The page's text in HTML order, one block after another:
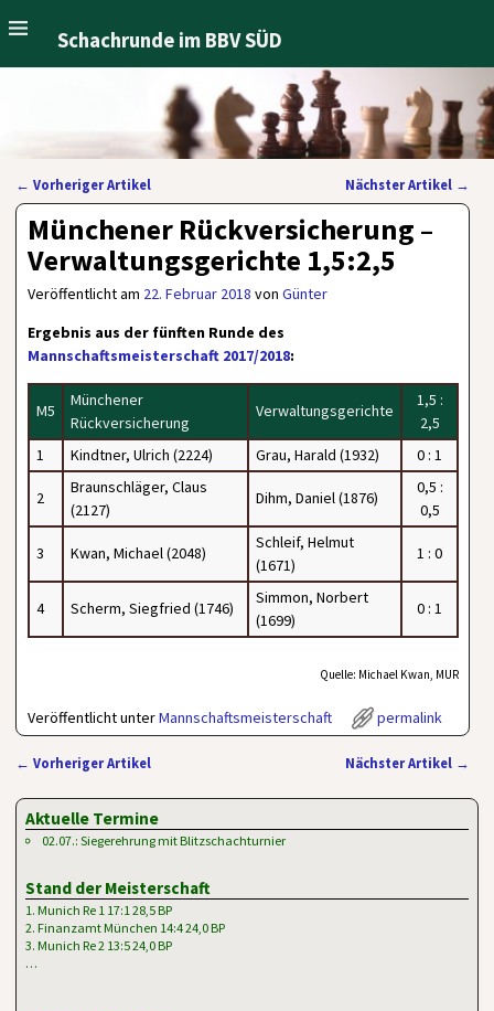
Schachrunde im BBV SÜD
Artikelnavigation
← Vorheriger Artikel Nächster Artikel →
Münchener Rückversicherung –
Verwaltungsgerichte 1,5:2,5
Veröffentlicht am 22. Februar 2018 vonGünter
Ergebnis aus der fünften Runde des
Mannschaftsmeisterschaft 2017/2018:
M5
Münchener
Rückversicherung
Verwaltungsgerichte
1,5 :
2,5
1
Kindtner, Ulrich (2224) Grau, Harald (1932) 0 : 1
2
Braunschläger, Claus
(2127)
Dihm, Daniel (1876)
0,5 :
0,5
3 Kwan, Michael (2048)
Schleif, Helmut
(1671)
1 : 0
4 Scherm, Siegfried (1746)
Simmon, Norbert
(1699)
0 : 1
Quelle: Michael Kwan, MUR
Veröffentlicht unterMannschaftsmeisterschaft permalink
← Vorheriger Artikel Nächster Artikel →
Aktuelle Termine
02.07.: Siegerehrung mit Blitzschachturnier
Stand der Meisterschaft
1. Munich Re 1 17:1 28,5 BP
2. Finanzamt München 14:4 24,0 BP
3. Munich Re 2 13:5 24,0 BP
…